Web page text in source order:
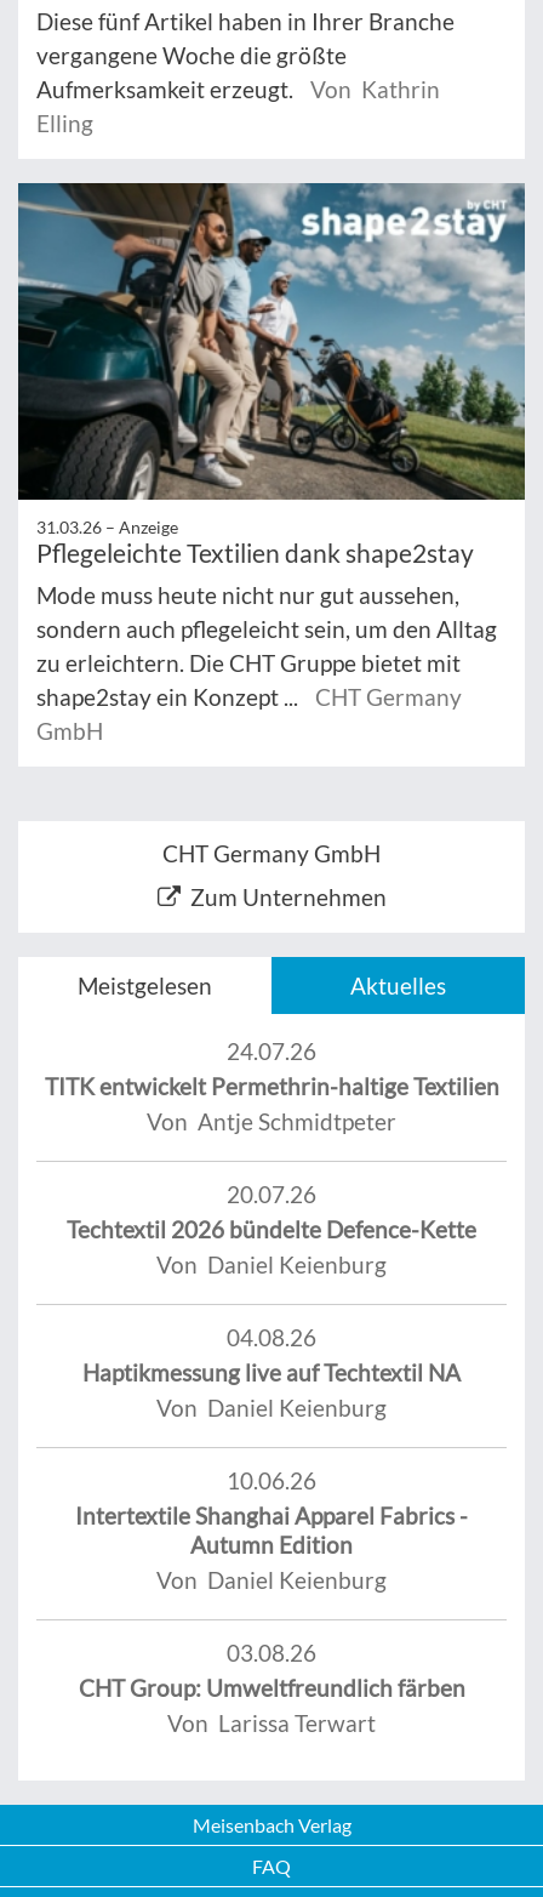
Diese fünf Artikel haben in Ihrer Branche
vergangene Woche die größte
Aufmerksamkeit erzeugt.
Von Kathrin
Elling
31.03.26 – Anzeige
Pflegeleichte Textilien dank shape2stay
Mode muss heute nicht nur gut aussehen,
sondern auch pflegeleicht sein, um den Alltag
zu erleichtern. Die CHT Gruppe bietet mit
shape2stay ein Konzept ...
CHT Germany
GmbH
CHT Germany GmbH
Zum Unternehmen
Meistgelesen Aktuelles
24.07.26
TITK entwickelt Permethrin-haltige Textilien
Von Antje Schmidtpeter
20.07.26
Techtextil 2026 bündelte Defence-Kette
Von Daniel Keienburg
04.08.26
Haptikmessung live auf Techtextil NA
Von Daniel Keienburg
10.06.26
Intertextile Shanghai Apparel Fabrics -
Autumn Edition
Von Daniel Keienburg
03.08.26
CHT Group: Umweltfreundlich färben
Von Larissa Terwart
Meisenbach Verlag
FAQ